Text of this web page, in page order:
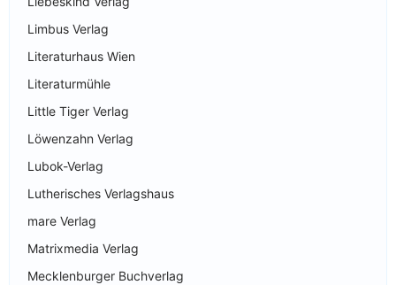
Limbus Verlag
Literaturhaus Wien
Literaturmühle
Little Tiger Verlag
Löwenzahn Verlag
Lubok-Verlag
Lutherisches Verlagshaus
mare Verlag
Matrixmedia Verlag
Mecklenburger Buchverlag